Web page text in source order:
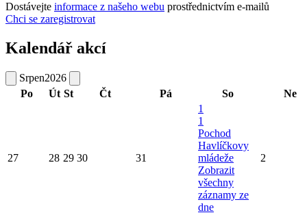
Dostávejte informace z našeho webu prostřednictvím e-mailů
Chci se zaregistrovat
Kalendář akcí
Srpen2026
Po
Út St Čt Pá So Ne
27 28 29 30 31
1
1
Pochod
Havlíčkovy
mládeže
Zobrazit
všechny
záznamy ze
dne
2